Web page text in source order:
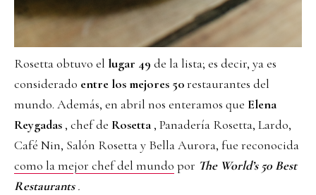
Rosetta obtuvo el lugar 49 de la lista; es decir, ya es
considerado entre los mejores 50restaurantes del
mundo. Además, en abril nos enteramos que Elena
Reygadas , chef de Rosetta , Panadería Rosetta, Lardo,
Café Nin, Salón Rosetta y Bella Aurora, fue reconocida
como la mejor chef del mundo por The World’s 50 Best
Restaurants.